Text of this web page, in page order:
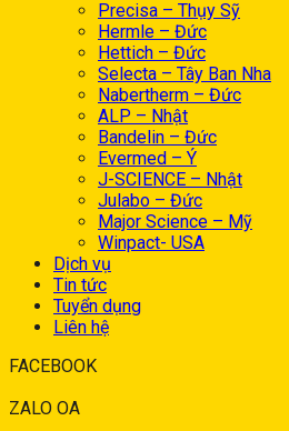
Precisa – Thụy Sỹ
Hermle – Đức
Hettich – Đức
Selecta – Tây Ban Nha
Nabertherm – Đức
ALP – Nhật
Bandelin – Đức
Evermed – Ý
J-SCIENCE – Nhật
Julabo – Đức
Major Science – Mỹ
Winpact- USA
Dịch vụ
Tin tức
Tuyển dụng
Liên hệ
FACEBOOK
ZALO OA